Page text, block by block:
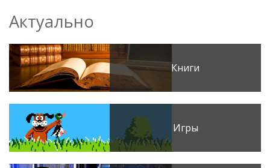
Актуально
Книги
Игры